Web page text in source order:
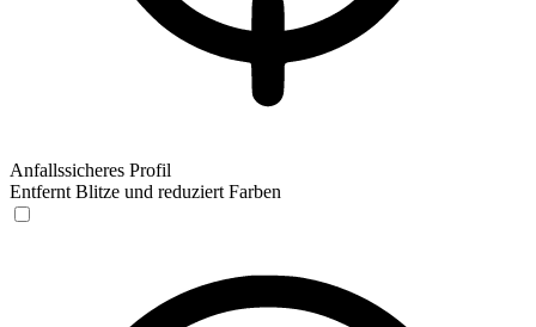
Anfallssicheres Profil
Entfernt Blitze und reduziert Farben